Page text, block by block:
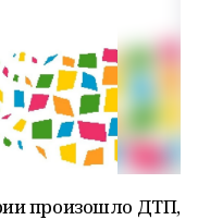
произошло ДТП,